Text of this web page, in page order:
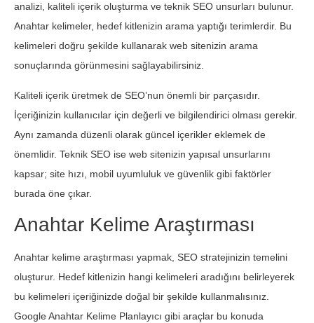
analizi, kaliteli içerik oluşturma ve teknik SEO unsurları bulunur.
Anahtar kelimeler, hedef kitlenizin arama yaptığı terimlerdir. Bu
kelimeleri doğru şekilde kullanarak web sitenizin arama
sonuçlarında görünmesini sağlayabilirsiniz.
Kaliteli içerik üretmek de SEO’nun önemli bir parçasıdır.
İçeriğinizin kullanıcılar için değerli ve bilgilendirici olması gerekir.
Aynı zamanda düzenli olarak güncel içerikler eklemek de
önemlidir. Teknik SEO ise web sitenizin yapısal unsurlarını
kapsar; site hızı, mobil uyumluluk ve güvenlik gibi faktörler
burada öne çıkar.
Anahtar Kelime Araştırması
Anahtar kelime araştırması yapmak, SEO stratejinizin temelini
oluşturur. Hedef kitlenizin hangi kelimeleri aradığını belirleyerek
bu kelimeleri içeriğinizde doğal bir şekilde kullanmalısınız.
Google Anahtar Kelime Planlayıcı gibi araçlar bu konuda